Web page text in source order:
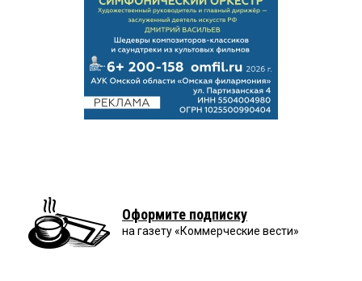
Оформите подписку
на газету «Коммерческие вести»